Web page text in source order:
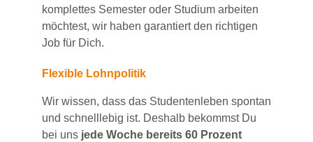
komplettes Semester oder Studium arbeiten
möchtest, wir haben garantiertden richtigen
Job für Dich.
Flexible Lohnpolitik
Wir wissen, dass das Studentenleben spontan
und schnelllebig ist. Deshalb bekommst Du
bei uns jede Woche bereits 60 Prozent